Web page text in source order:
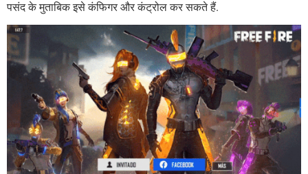
पसंद के मुताबिक इसे कंफिगर और कंट्रोल कर सकते हैं.